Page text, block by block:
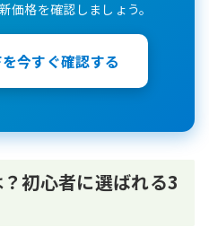
価格を確認しましょう。
今すぐ確認する
初心者に選ばれる3